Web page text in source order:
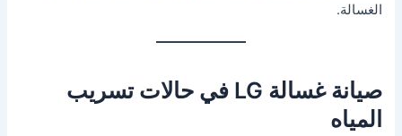
الغسالة.
صيانة غسالة LG في حالات تسريب
المياه